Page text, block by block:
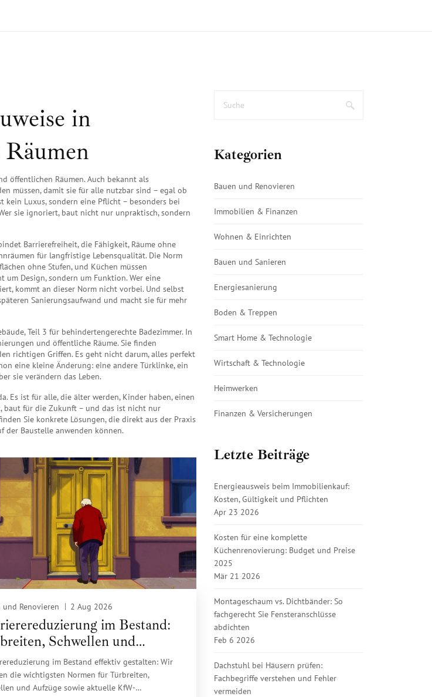
in
öffentlichen Räumen. Auch bekannt als
müssen, damit sie für alle nutzbar sind – egal ob
kein Luxus, sondern eine Pflicht – besonders bei
sie ignoriert, baut nicht nur unpraktisch, sondern
Barrierefreiheit,die Fähigkeit, Räume ohne
für langfristige Lebensqualität. Die Norm
ohne Stufen, und Küchen müssen
Design, sondern um Funktion. Wer eine
kommt an dieser Norm nicht vorbei. Und selbst
Sanierungsaufwand und macht sie für mehr
Teil 3 für behindertengerechte Badezimmer. In
und öffentliche Räume. Sie finden
richtigen Griffen. Es geht nicht darum, alles perfekt
eine kleine Änderung: eine andere Türklinke, ein
sie verändern das Leben.
Es ist für alle, die älter werden, Kinder haben, einen
baut für die Zukunft – und das ist nicht nur
Sie konkrete Lösungen, die direkt aus der Praxis
der Baustelle anwenden können.
und Renovieren 2 Aug 2026
im Bestand:
Schwellen und
richtig planen
im Bestand effektiv gestalten: Wir
die wichtigsten Normen für Türbreiten,
und Aufzüge sowie aktuelle KfW-
Kategorien
Bauen und Renovieren
Immobilien & Finanzen
Wohnen & Einrichten
Bauen und Sanieren
Energiesanierung
Boden & Treppen
Smart Home & Technologie
Wirtschaft & Technologie
Heimwerken
Finanzen & Versicherungen
Letzte Beiträge
Energieausweis beim Immobilienkauf:
Kosten, Gültigkeit und Pflichten
Apr 23 2026
Kosten für eine komplette
Küchenrenovierung: Budget und Preise
2025
Mär 21 2026
Montageschaum vs. Dichtbänder: So
fachgerecht Sie Fensteranschlüsse
abdichten
Feb 6 2026
Dachstuhl bei Häusern prüfen:
Fachbegriffe verstehen und Fehler
vermeiden